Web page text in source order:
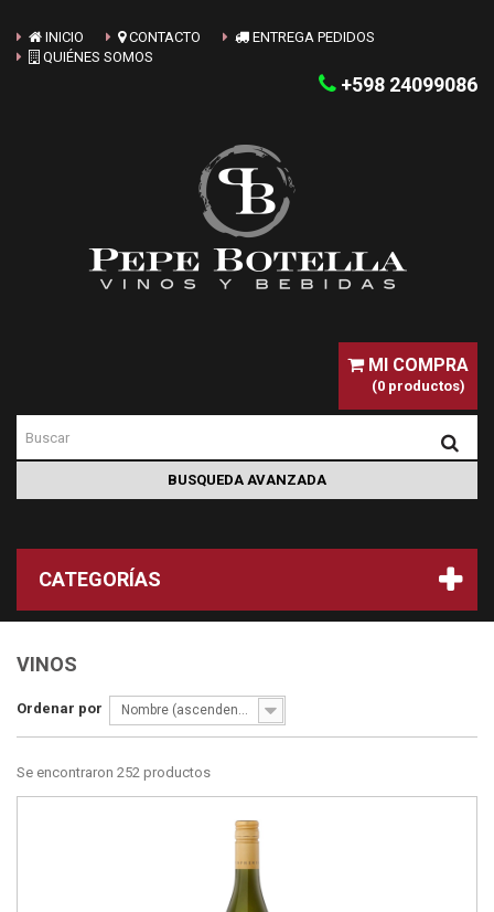
INICIO CONTACTO
ENTREGA PEDIDOS
QUIÉNES SOMOS
+598 24099086
MI COMPRA
(0 productos)
CATEGORÍAS
VINOS
Ordenar por Nombre (ascendente)
Se encontraron 252 productos